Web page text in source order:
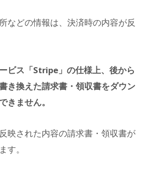
などの情報は、決済時の内容が反
ビス「Stripe」の仕様上、後から
き換えた請求書・領収書をダウン
きません。
映された内容の請求書・領収書が
す。